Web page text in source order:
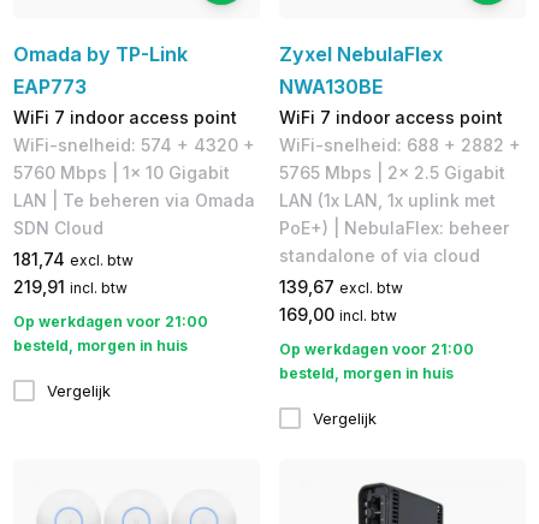
Omada by TP-Link
EAP773
WiFi 7 indoor access point
WiFi-snelheid: 574 + 4320 +
5760 Mbps | 1x 10 Gigabit
LAN | Te beheren via Omada
SDN Cloud
181,74 excl. btw
219,91 incl. btw
Op werkdagen voor 21:00
besteld, morgen in huis
Vergelijk
Zyxel NebulaFlex
NWA130BE
WiFi 7 indoor access point
WiFi-snelheid: 688 + 2882 +
5765 Mbps | 2x 2.5 Gigabit
LAN (1x LAN, 1x uplink met
PoE+) | NebulaFlex: beheer
standalone of via cloud
139,67 excl. btw
169,00 incl. btw
Op werkdagen voor 21:00
besteld, morgen in huis
Vergelijk